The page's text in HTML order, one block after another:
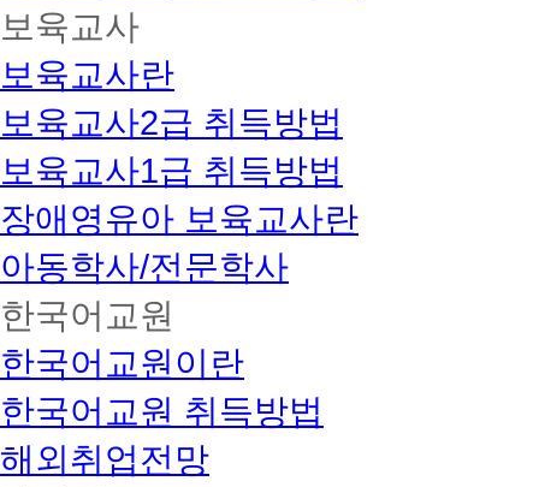
보육교사
보육교사란
보육교사2급 취득방법
보육교사1급 취득방법
장애영유아 보육교사란
아동학사/전문학사
한국어교원
한국어교원이란
한국어교원 취득방법
해외취업전망